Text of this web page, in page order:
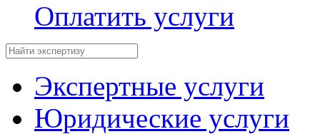
Оплатить услуги
Экспертные услуги
Юридические услуги